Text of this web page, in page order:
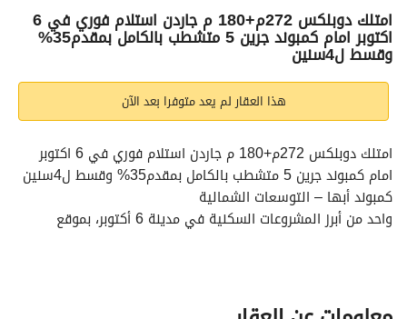
التفاصيل الاتجاهات والمؤشرات رهن عقاري امتلك دوبلكس 272م+180 م جاردن استلام فوري في 6
اكتوبر امام كمبوند جرين 5 متشطب بالكامل بمقدم35%
وقسط ل4سنين
هذا العقار لم يعد متوفرا بعد الآن
امام كمبوند جرين 5 متشطب بالكامل بمقدم35% وقسط ل4سنين
كمبوند أبها – التوسعات الشمالية
الموقع